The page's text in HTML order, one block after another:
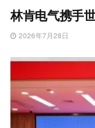
林肯电气携手
2026年7月28日